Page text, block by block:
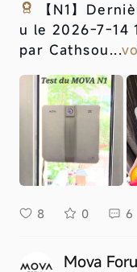
【N1】
u le 2026-7-14
par Cathsou...
8 0 6
Mova